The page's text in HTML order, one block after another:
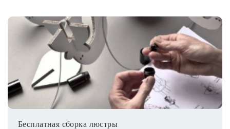
Бесплатная сборка люстры